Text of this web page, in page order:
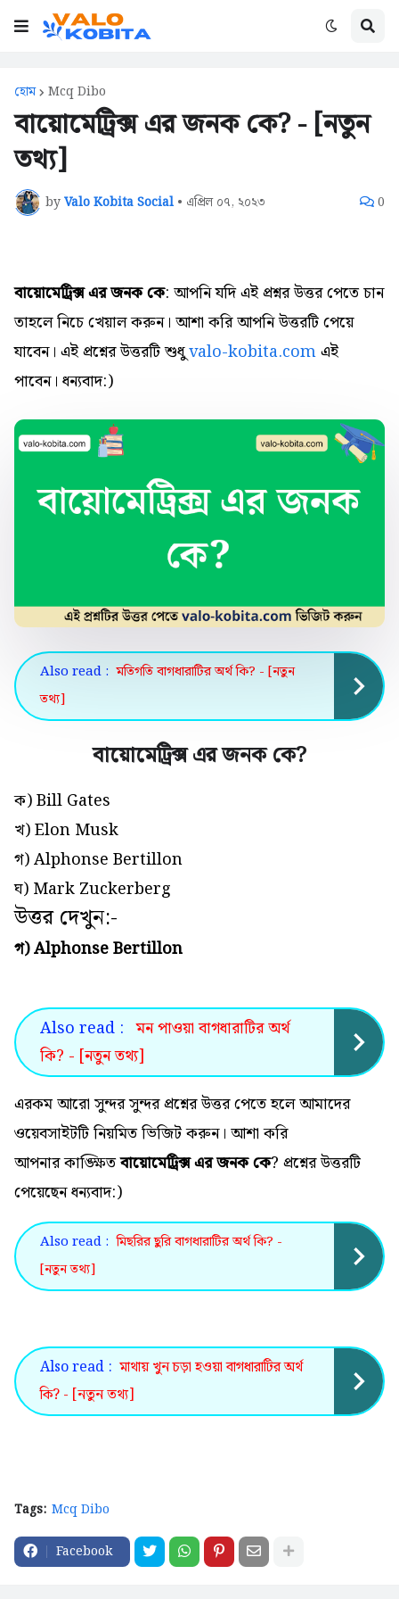
হোম Mcq Dibo
বায়োমেট্রিক্স এর জনক কে? - [নতুন
তথ্য]
byValo Kobita Social • এপ্রিল ০৭, ২০২৩ 0
বায়োমেট্রিক্স এর জনক কে: আপনি যদি এই প্রশ্নর উত্তর পেতে চান
তাহলে নিচে খেয়াল করুন। আশা করি আপনি উত্তরটি পেয়ে
যাবেন। এই প্রশ্নের উত্তরটি শুধুvalo-kobita.comএই
পাবেন। ধন্যবাদ:)
Also read : মতিগতি বাগধারাটির অর্থ কি? - [নতুন
তথ্য]
বায়োমেট্রিক্স এর জনক কে?
ক) Bill Gates
খ) Elon Musk
গ) Alphonse Bertillon
ঘ) Mark Zuckerberg
উত্তর দেখুন:-
গ) Alphonse Bertillon
Also read : মন পাওয়া বাগধারাটির অর্থ
কি? - [নতুন তথ্য]
এরকম আরো সুন্দর সুন্দর প্রশ্নের উত্তর পেতে হলে আমাদের
ওয়েবসাইটটি নিয়মিত ভিজিট করুন। আশা করি
আপনার কাঙ্ক্ষিতবায়োমেট্রিক্স এর জনক কে? প্রশ্নের উত্তরটি
পেয়েছেন ধন্যবাদ:)
Also read : মিছরির ছুরি বাগধারাটির অর্থ কি? -
[নতুন তথ্য]
Also read : মাথায় খুন চড়া হওয়া বাগধারাটির অর্থ
কি? - [নতুন তথ্য]
Tags: Mcq Dibo
Facebook